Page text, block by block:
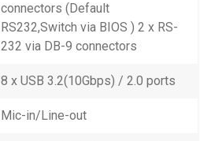
connectors (Default
RS232,Switch via BIOS ) 2 x RS-
232 via DB-9 connectors
8 x USB 3.2(10Gbps) / 2.0 ports
Mic-in/Line-out